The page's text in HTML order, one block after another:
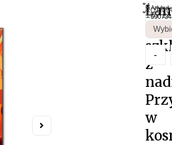
z
w
Artykuł:
4
157zł
-